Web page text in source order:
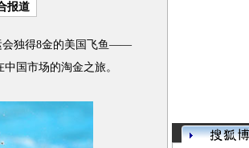
报道
独得8金的美国飞鱼——
国市场的淘金之旅。